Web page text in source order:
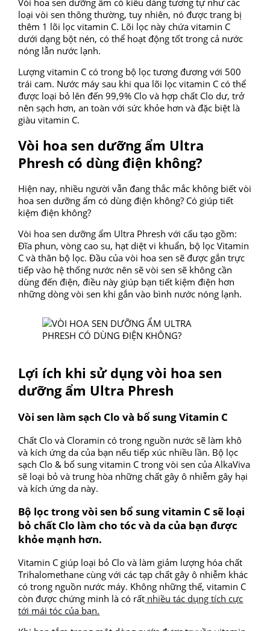
Vòi hoa sen dưỡng ẩm có kiểu dáng tương tự như các
loại vòi sen thông thường, tuy nhiên, nó được trang bị
thêm 1 lõi lọc vitamin C. Lõi lọc này chứa vitamin C
dưới dạng bột nén, có thể hoạt động tốt trong cả nước
nóng lẫn nước lạnh.
Lượng vitamin C có trong bộ lọc tương đương với 500
trái cam. Nước máy sau khi qua lõi lọc vitamin C có thể
được loại bỏ lên đến 99,9% Clo và hợp chất Clo dư, trở
nên sạch hơn, an toàn với sức khỏe hơn và đặc biệt là
giàu vitamin C.
Vòi hoa sen dưỡng ẩm Ultra
Phresh có dùng điện không?
Hiện nay, nhiều người vẫn đang thắc mắc không biết vòi
hoa sen dưỡng ẩm có dùng điện không? Có giúp tiết
kiệm điện không?
Vòi hoa sen dưỡng ẩm Ultra Phresh với cấu tạo gồm:
Đĩa phun, vòng cao su, hạt diệt vi khuẩn, bộ lọc Vitamin
C và thân bộ lọc. Đầu của vòi hoa sen sẽ được gắn trực
tiếp vào hệ thống nước nên sẽ vòi sen sẽ không cần
dùng đến điện, điều này giúp bạn tiết kiệm điện hơn
những dòng vòi sen khi gắn vào bình nước nóng lạnh.
Lợi ích khi sử dụng vòi hoa sen
dưỡng ẩm Ultra Phresh
Vòi sen làm sạch Clo và bổ sung Vitamin C
Chất Clo và Cloramin có trong nguồn nước sẽ làm khô
và kích ứng da của bạn nếu tiếp xúc nhiều lần. Bộ lọc
sạch Clo & bổ sung vitamin C trong vòi sen của AlkaViva
sẽ loại bỏ và trung hòa những chất gây ô nhiễm gây hại
và kích ứng da này.
Bộ lọc trong vòi sen bổ sung vitamin C sẽ loại
bỏ chất Clo làm cho tóc và da của bạn được
khỏe mạnh hơn.
Vitamin C giúp loại bỏ Clo và làm giảm lượng hóa chất
Trihalomethane cùng với các tạp chất gây ô nhiễm khác
có trong nguồn nước máy. Không những thế, vitamin C
còn được chứng minh là có rất nhiều tác dụng tích cực
tới mái tóc của bạn.